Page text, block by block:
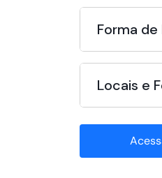
Forma
Locais e